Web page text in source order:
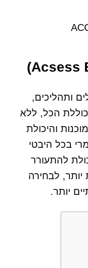
ותהליכים,
הכל, ללא
והיכולת
בכל היבטי
להתעורר
יותר, לבחירה
יותר.